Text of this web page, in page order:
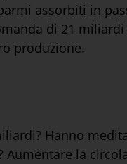
assorbiti in
di 21
produzione.
Hanno
la